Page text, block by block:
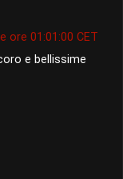
ore 01:01:00 CET
e bellissime